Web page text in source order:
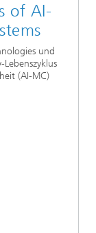
of AI-
und
(AI-MC)